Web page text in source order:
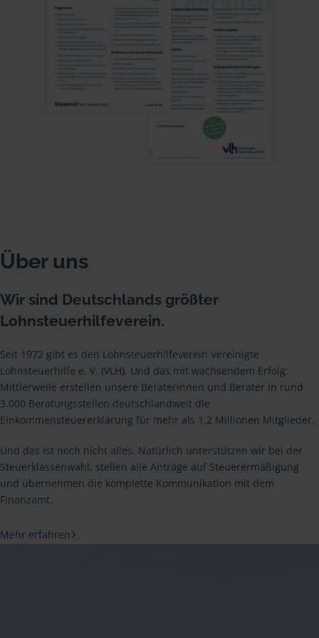
Über uns
Wir sind Deutschlands größter
Lohnsteuerhilfeverein.
Seit 1972 gibt es den Lohnsteuerhilfeverein Vereinigte
Lohnsteuerhilfe e. V. (VLH). Und das mit wachsendem Erfolg:
Mittlerweile erstellen unsere Beraterinnen und Berater in rund
3.000 Beratungsstellen deutschlandweit die
Einkommensteuererklärung für mehr als 1,2 Millionen Mitglieder.
Und das ist noch nicht alles. Natürlich unterstützen wir bei der
Steuerklassenwahl, stellen alle Anträge auf Steuerermäßigung
und übernehmen die komplette Kommunikation mit dem
Finanzamt.
Mehr erfahren